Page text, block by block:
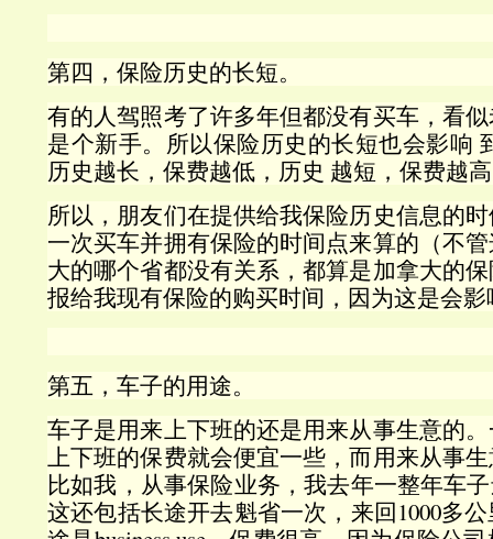
第四，保险历史的长短。
有的人驾照考了许多年但都没有买车，看
是个新手。所以保险历史的长短也会影响
历史越长，保费越低，历史 越短，保费越
所以，朋友们在提供给我保险历史信息的
一次买车并拥有保险的时间点来算的（不
大的哪个省都没有关系，都算是加拿大的
报给我现有保险的购买时间，因为这是会
第五，车子的用途。
车子是用来上下班的还是用来从事生意的
上下班的保费就会便宜一些，而用来从事
比如我，从事保险业务，我去年一整年车
这还包括长途开去魁省一次，来回1000多